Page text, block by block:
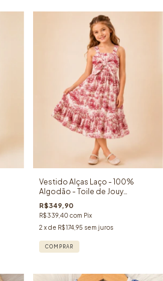
Vestido Alças Laço - 100%
Algodão - Toile de Jouy
Vermelho
R$349,90
R$339,40 com Pix
2 x de R$174,95 sem juros
COMPRAR